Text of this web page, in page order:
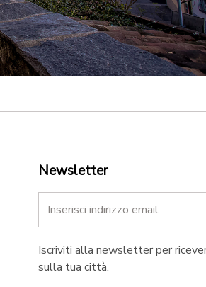
Newsletter
Iscriviti alla newsletter per
sulla tua città.